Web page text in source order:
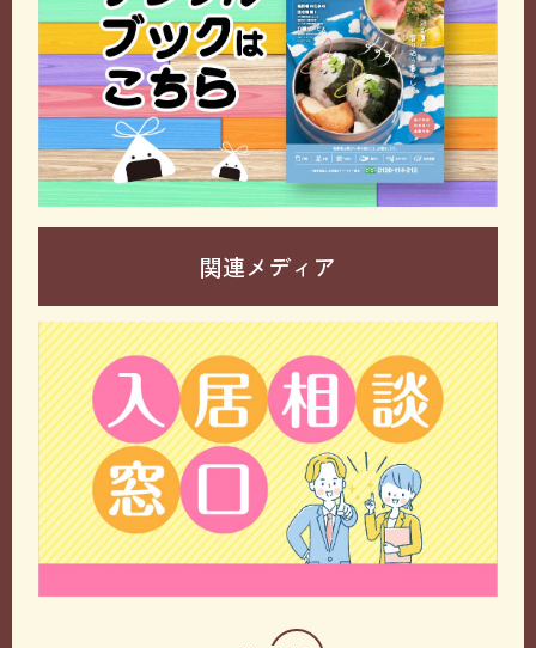
関連メディア